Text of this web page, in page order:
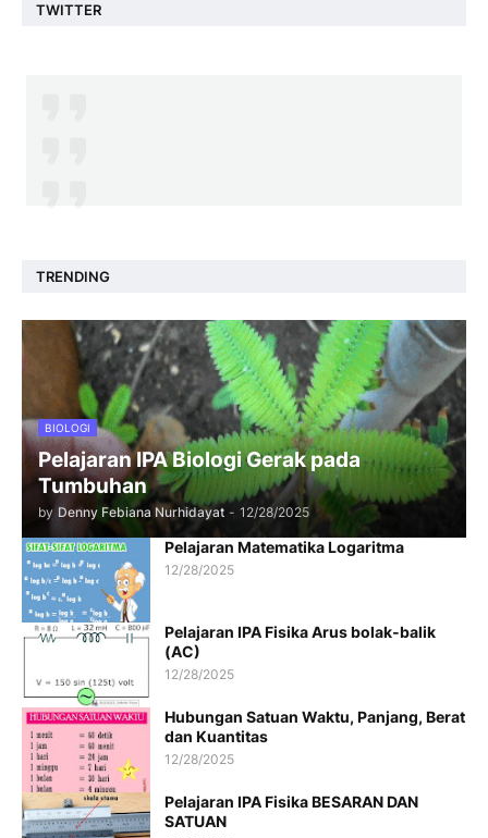
TWITTER
TRENDING
BIOLOGI
Pelajaran IPA Biologi Gerak pada
Tumbuhan
by Denny Febiana Nurhidayat - 12/28/2025
Pelajaran Matematika Logaritma
12/28/2025
Pelajaran IPA Fisika Arus bolak-balik
(AC)
12/28/2025
Hubungan Satuan Waktu, Panjang, Berat
dan Kuantitas
12/28/2025
Pelajaran IPA Fisika BESARAN DAN
SATUAN